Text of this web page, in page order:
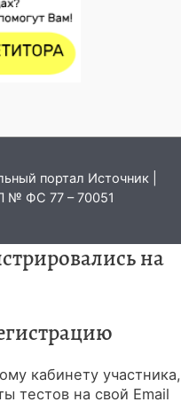
портал Источник |
№ ФС 77 – 70051
на
кабинету участника,
тестов на свой Email